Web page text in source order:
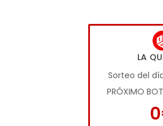
LA
Sorteo del
PRÓXIMO